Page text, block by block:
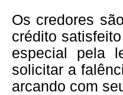
Os credores
crédito
especial pela
solicitar a
arcando com